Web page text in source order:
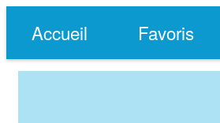
Accueil Favoris